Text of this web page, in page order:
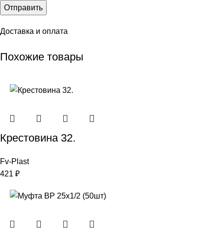
Доставка и оплата
Похожие товары
Крестовина 32.
Fv-Plast
421 ₽